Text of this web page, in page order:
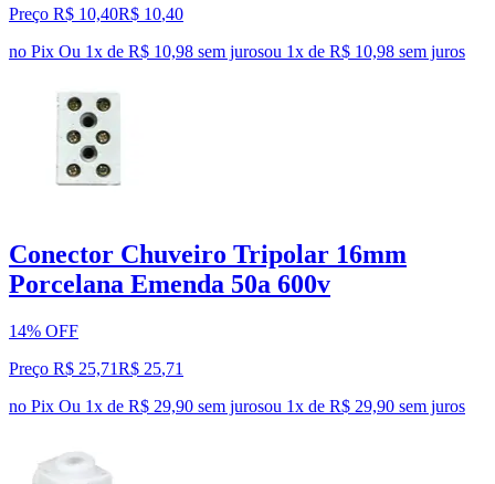
Preço R$ 10,40R$ 10,40
no Pix Ou 1x de R$ 10,98 sem jurosou 1x de R$ 10,98 sem juros
Conector Chuveiro Tripolar 16mm
Porcelana Emenda 50a 600v
14% OFF
Preço R$ 25,71R$ 25,71
no Pix Ou 1x de R$ 29,90 sem jurosou 1x de R$ 29,90 sem juros